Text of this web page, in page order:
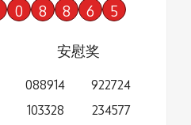
0 8 8 6 5
安慰奖
088914
103328
922724
234577